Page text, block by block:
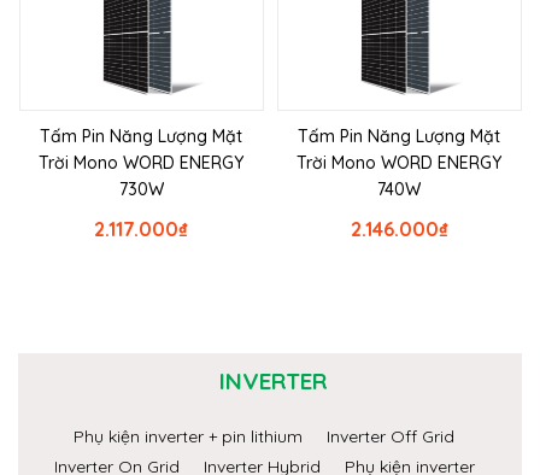
Tấm Pin Năng Lượng Mặt
Trời Mono WORD ENERGY
730W
₫
2.117.000
Tấm Pin Năng Lượng Mặt
Trời Mono WORD ENERGY
740W
₫
2.146.000
INVERTER
Phụ kiện inverter + pin lithium
Inverter Off Grid
Inverter On Grid
Inverter Hybrid Phụ kiện inverter